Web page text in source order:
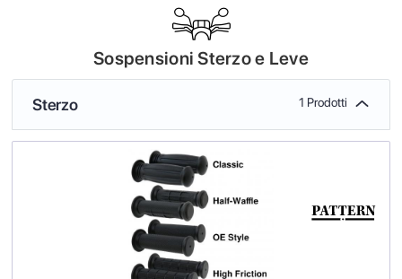
Sospensioni Sterzo e Leve
Sterzo 1 Prodotti